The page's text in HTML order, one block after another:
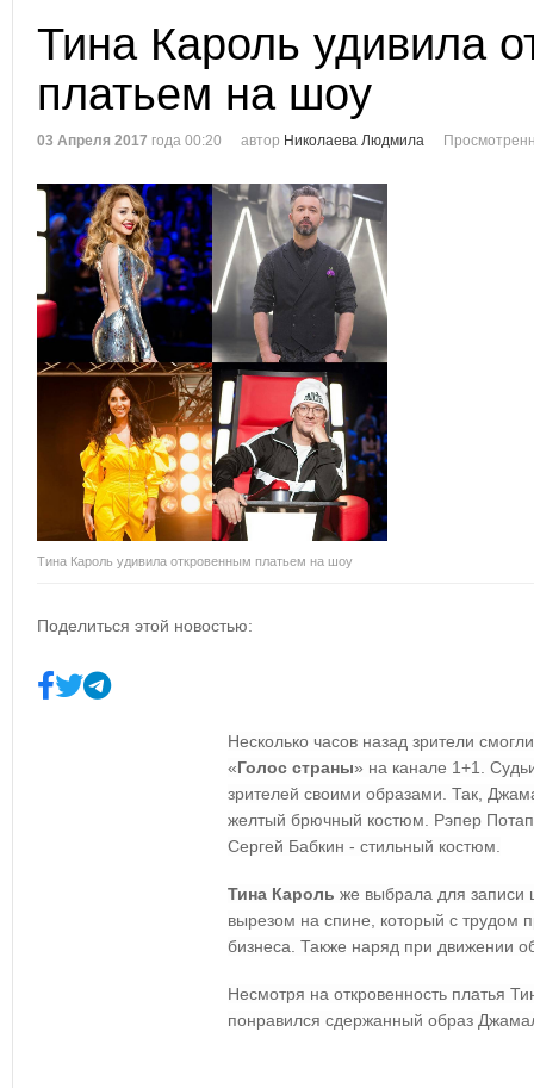
Тина Кароль удивила
платьем на шоу
03 Апреля 2017 года 00:20 автор Николаева Людмила
Тина Кароль удивила откровенным платьем на шоу
Поделиться этой новостью:
Несколько часов назад зрители
«Голос страны» на канале 1+1.
зрителей своими образами. Так,
желтый брючный костюм. Рэпер
Сергей Бабкин - стильный костюм.
Тина Кароль же выбрала для записи
вырезом на спине, который с трудом
бизнеса. Также наряд при движении
Несмотря на откровенность платья
понравился сдержанный образ